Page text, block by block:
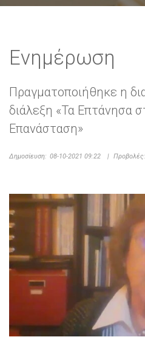
Ενημέρωση
Πραγματοποιήθηκε η
διάλεξη «Τα Επτάνησα
Επανάσταση»
Δημοσίευση: 08-10-2021 09:22 | Προβολές: